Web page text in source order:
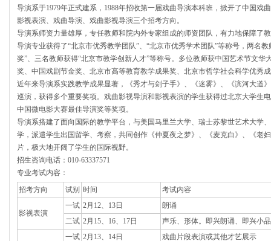
导演系于1979年正式建系，1988年招收第一届戏曲导演本科班，掀开了中国戏
影视表演、戏曲导演、戏曲影视导演三个招考方向。
导演系师资力量雄厚，专任教师和院内外专家组成的师资团队，有力地保障了
导演专业获得了“北京市优秀教学团队”、“北京市优秀学术团队”等称号，两名
奖”、三名教师获得“北京市教学创新人才”等称号。多位教师获中国艺术节文华
奖、中国戏剧节金奖、北京市高等教育教学成果奖、北京市哲学社会科学优秀
近年来导演系实践教学成果显著，《秀才与刽子手》、《迷雾》、《滨河大道
巡演，获得多个重要奖项。戏曲影视导演和影视表演的学生获得过北京大学生
中国微电影大赛最佳导演奖等奖项。
导演系搭建了面向国际的教学平台，与美国马里兰大学、瑞士苏黎世艺术大学
学，派遣学生出国留学、考察，共同创作《仲夏夜之梦》、《麦克白》、《老
片，极大地开阔了学生的国际视野。
招生咨询电话：010-63337571
专业考试内容：
招考方向
试别 时间 考试内容
影视表演
一试 2月12、13日
朗诵
二试 2月15、16、17日 声乐、形体。即兴朗诵、即兴小
一试 2月13、14日 戏曲片段表演或其他才艺展示